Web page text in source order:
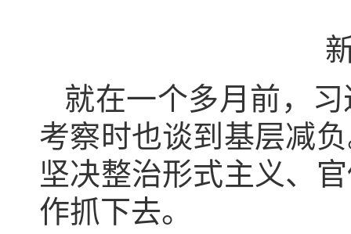
就在一个多月前，
考察时也谈到基层减
坚决整治形式主义、
作抓下去。